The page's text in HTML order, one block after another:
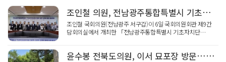
영암군, '혁신공감 특강' 개최…우원식 등 3회 강연
장성군, 평생학습센터 '활짝'…총 14곳 거점 확대
조인철 의원, 전남광주통합특별시 기초단체 재정·권한 균형 토론회
조인철 국회의원(전남광주 서구갑)이 6일 국회의원회관 제9간
담회의실에서 개최한 「전남광주통합특별시 기초자치단…
윤수봉 전북도의원, 이서 묘포장 방문…활용 방안 논의